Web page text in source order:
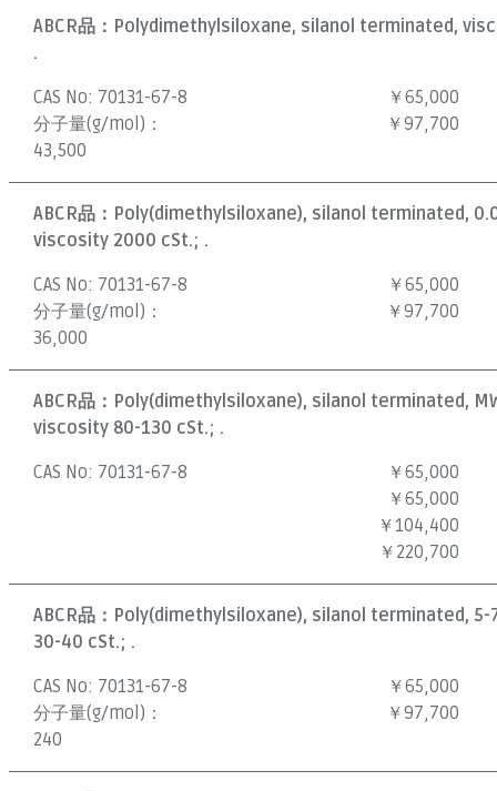
ABCR品： Polydimethylsiloxane, silanol terminated,
.
CAS No: 70131-67-8
分子量(g/mol)：
43,500
￥65,000
￥97,700
ABCR品： Poly(dimethylsiloxane), silanol terminated,
viscosity 2000 cSt.; .
CAS No: 70131-67-8
分子量(g/mol)：
36,000
￥65,000
￥97,700
ABCR品： Poly(dimethylsiloxane), silanol terminated,
viscosity 80-130 cSt.; .
CAS No: 70131-67-8
￥65,000
￥65,000
￥104,400
￥220,700
ABCR品： Poly(dimethylsiloxane), silanol terminated, 5-
30-40 cSt.; .
CAS No: 70131-67-8
分子量(g/mol)：
240
￥65,000
￥97,700